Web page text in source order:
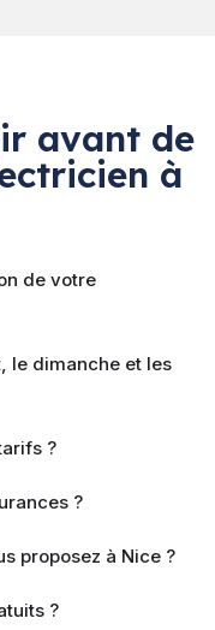
avant de
à
de votre
le dimanche et les
?
?
proposez à Nice ?
?